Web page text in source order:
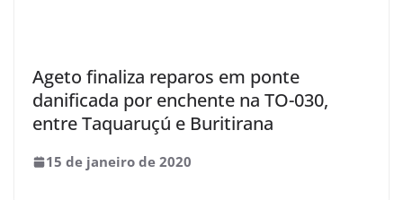
Ageto finaliza reparos em ponte
danificada por enchente na TO-030,
entre Taquaruçú e Buritirana
15 de janeiro de 2020